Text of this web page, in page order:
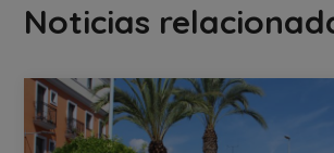
Noticias